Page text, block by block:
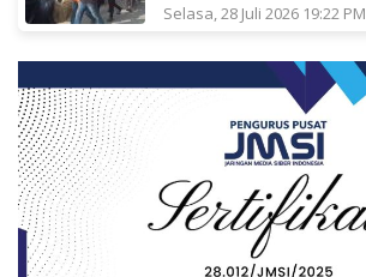
Selasa, 28 Juli 2026 19:22 PM